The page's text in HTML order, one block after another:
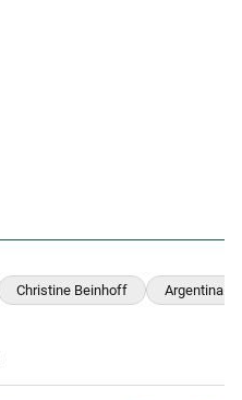
Christine Beinhoff Argentina